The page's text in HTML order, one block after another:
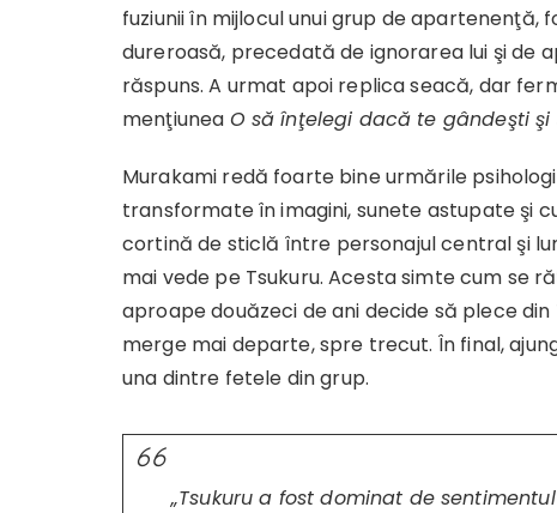
fuziunii în mijlocul unui grup de
dureroasă, precedată de ignorarea lui şi de
răspuns. A urmat apoi replica seacă, dar
menţiunea O să înţelegi dacă te gândeşti şi
Murakami redă foarte bine urmările
transformate în imagini, sunete astupate şi
cortină de sticlă între personajul central şi
mai vede pe Tsukuru. Acesta simte cum se
aproape douăzeci de ani decide să plece
merge mai departe, spre trecut. În final,
una dintre fetele din grup.
„Tsukuru a fost dominat de